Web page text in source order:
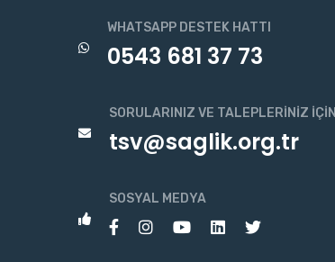
WHATSAPP DESTEK HATTI
0543 681 37 73
SORULARINIZ VE TALEPLERINIZ İÇIN
tsv@saglik.org.tr
SOSYAL MEDYA